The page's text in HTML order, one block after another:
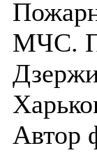
МЧС.
Автор